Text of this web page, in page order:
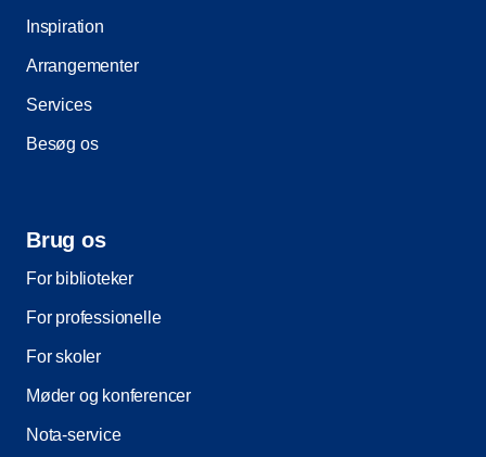
Inspiration
Arrangementer
Services
Besøg os
Brug os
For biblioteker
For professionelle
For skoler
Møder og konferencer
Nota-service